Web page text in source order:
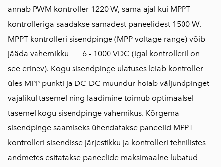
annab PWM kontroller 1220 W, sama ajal kui MPPT
kontrolleriga saadakse samadest paneelidest 1500 W.
MPPT kontrolleri sisendpinge (MPP voltage range) võib
jääda vahemikku 6 - 1000 VDC (igal kontrolleril on
see erinev). Kogu sisendpinge ulatuses leiab kontroller
üles MPP punkti ja DC-DC muundur hoiab väljundpinget
vajalikul tasemel ning laadimine toimub optimaalsel
tasemel kogu sisendpinge vahemikus. Kõrgema
sisendpinge saamiseks ühendatakse paneelid MPPT
kontrolleri sisendisse järjestikku ja kontrolleri tehnilistes
andmetes esitatakse paneelide maksimaalne lubatud